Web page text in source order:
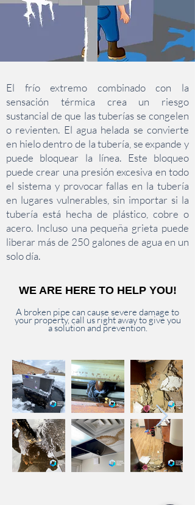
El frío extremo combinado con la
sensación térmica crea un riesgo
sustancial de que las tuberías se congelen
o revienten. El agua helada se convierte
en hielo dentro de la tubería, se expande y
puede bloquear la línea. Este bloqueo
puede crear una presión excesiva en todo
el sistema y provocar fallas en la tubería
en lugares vulnerables, sin importar si la
tubería está hecha de plástico, cobre o
acero. Incluso una pequeña grieta puede
liberar más de 250 galones de agua en un
solo día.
WE ARE HERE TO HELP YOU!
A broken pipe can cause severe damage to
your property, call us right away to give you
a solution and prevention.